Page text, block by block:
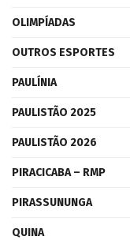
OLIMPÍADAS
OUTROS ESPORTES
PAULÍNIA
PAULISTÃO 2025
PAULISTÃO 2026
PIRACICABA – RMP
PIRASSUNUNGA
QUINA